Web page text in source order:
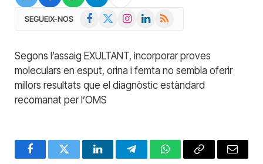
SEGUEIX-NOS Facebook InstagramLinkedIn
RSS
Segons l’assaig EXULTANT, incorporar proves
moleculars en esput, orina i femta no sembla oferir
millors resultats que el diagnòstic estàndard
recomanat per l’OMS
FacebookTwitter LinkedInTelegramWhatsAppCopy
Email